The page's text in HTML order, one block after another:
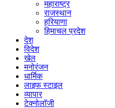
महाराष्ट्र
राजस्थान
हरियाणा
हिमाचल प्रदेश
देश
विदेश
खेल
मनोरंजन
धार्मिक
लाइफ स्टाइल
व्यापार
टेक्नोलॉजी